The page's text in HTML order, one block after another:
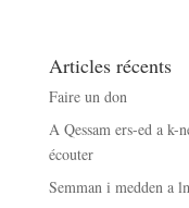
Articles récents
Faire un don
A Qessam ers-ed a k-
écouter
Semman i medden a